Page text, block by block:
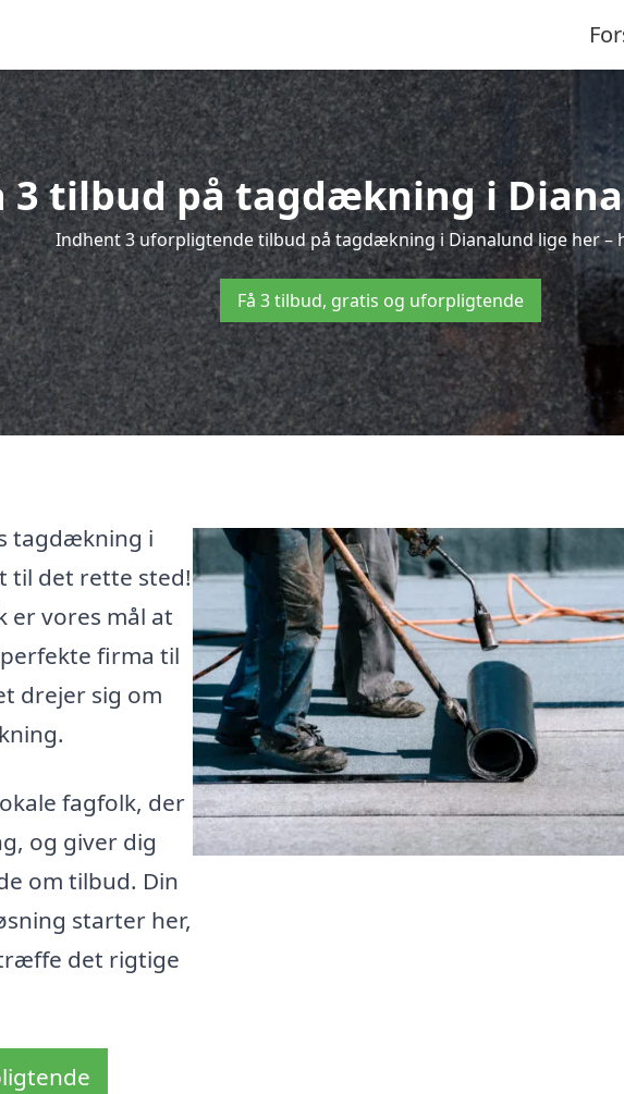
3 tilbud på tagdækning i
Indhent 3 uforpligtende tilbud på tagdækning i Dianalund lige her –
Få 3 tilbud, gratis og uforpligtende
tagdækning i
til det rette sted!
er vores mål at
firma til
drejer sig om
fagfolk, der
og giver dig
om tilbud. Din
starter her,
det rigtige